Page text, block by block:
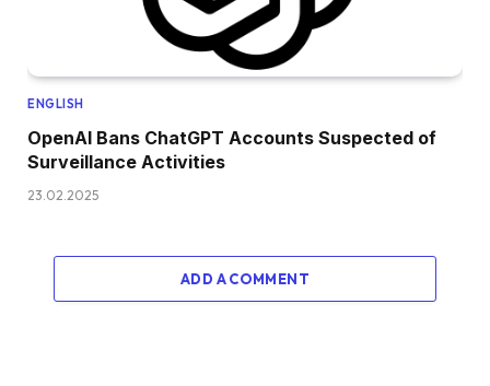
ENGLISH
OpenAI Bans ChatGPT Accounts Suspected of
Surveillance Activities
23.02.2025
ADD A COMMENT